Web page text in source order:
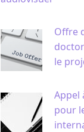
Offre
le
Appel
pour